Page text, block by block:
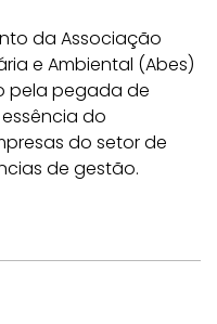
da Associação
e Ambiental (Abes)
pela pegada de
do
do setor de
de gestão.